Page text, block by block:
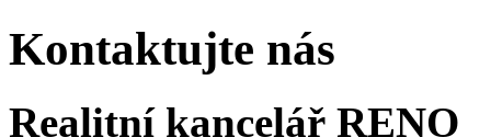
Kontaktujte nás
Realitní kancelář RENO